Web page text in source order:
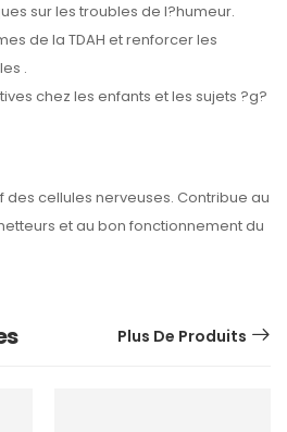
sur les troubles de l?humeur.
de la TDAH et renforcer les
.
chez les enfants et les sujets ?g?
des cellules nerveuses. Contribue au
et au bon fonctionnement du
Plus De Produits